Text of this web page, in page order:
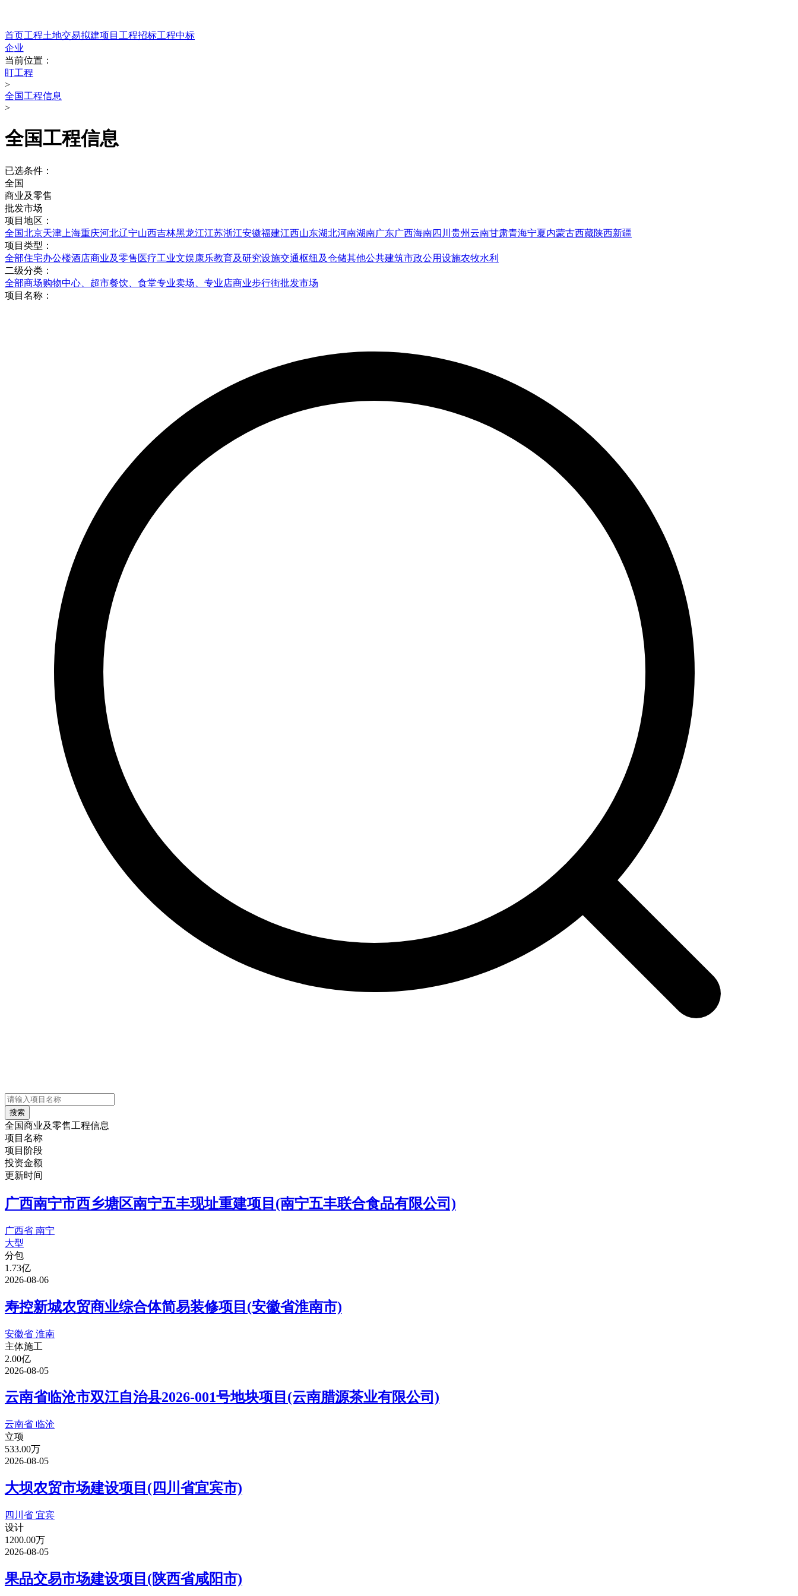
首页工程土地交易拟建项目 工程招标工程中标
企业
当前位置：
盯工程
>
全国工程信息
>
全国工程信息
已选条件：
全国
商业及零售
批发市场
项目地区：
全国北京天津 上海重庆河北辽宁山西吉林黑龙江江苏浙江安徽福建江西山东湖北河南湖南广东广西海南四川 贵州云南甘肃青海宁夏内蒙古西藏陕西新疆
项目类型：
全部住宅办公楼酒店商业及零售 医疗工业文娱康乐教育及研究设施交通枢纽及仓储其他公共建筑市政公用设施农牧水利
二级分类：
全部商场购物中心、超市餐饮、食堂专业卖场、专业店商业步行街批发市场
项目名称：
搜索
全国商业及零售工程信息
项目名称
项目阶段
投资金额
更新时间
广西南宁市西乡塘区南宁五丰现址重建项目(南宁五丰联合食品有限公司)
广西省 南宁
大型
分包
1.73亿
2026-08-06
寿控新城农贸商业综合体简易装修项目(安徽省淮南市)
安徽省 淮南
主体施工
2.00亿
2026-08-05
云南省临沧市双江自治县2026-001号地块项目(云南腊源茶业有限公司)
云南省 临沧
立项
533.00万
2026-08-05
大坝农贸市场建设项目(四川省宜宾市)
四川省 宜宾
设计
1200.00万
2026-08-05
果品交易市场建设项目(陕西省咸阳市)